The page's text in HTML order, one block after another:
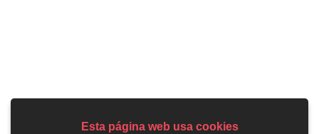
Esta página web usa cookies